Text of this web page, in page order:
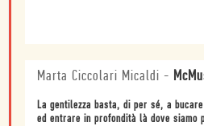
Marta Ciccolari Micaldi -
La gentilezza basta, di per sé, a
ed entrare in profondità là dove siamo